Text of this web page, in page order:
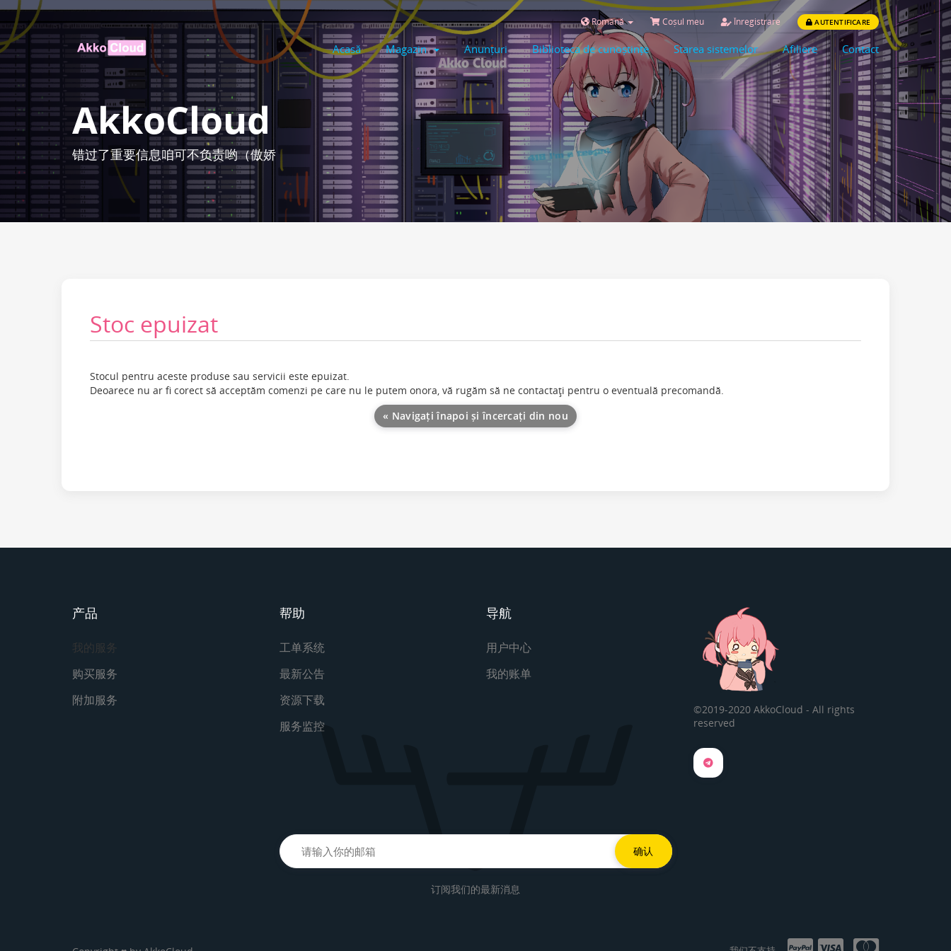
Română Coșul meu Înregistrare AUTENTIFICARE
Acasă Magazin Anunțuri Biblioteca de cunoștințe Starea sistemelor Afiliere Contact
AkkoCloud
错过了重要信息咱可不负责哟（傲娇
Stoc epuizat
Stocul pentru aceste produse sau servicii este epuizat.
Deoarece nu ar fi corect să acceptăm comenzi pe care nu le putem onora, vă rugăm să ne contactaţi pentru o eventuală precomandă.
« Navigați înapoi și încercați din nou
产品
我的服务
购买服务
附加服务
帮助
工单系统
最新公告
资源下载
服务监控
导航
用户中心
我的账单
©2019-2020 AkkoCloud - All rights
reserved
订阅我们的最新消息